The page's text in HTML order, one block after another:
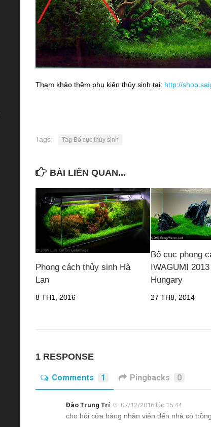
Tham khảo thêm phụ kiện thủy sinh tại: http://
Tags: Tag Bố cục thủy sinh
BÀI LIÊN QUAN...
Phong cách thủy sinh Hà
Lan
8 TH1, 2016
Bố cục phong
IWAGUMI
Hungary
27 TH8, 2014
1 RESPONSE
Comments 1 Pingbacks 0
Đào Trung Trí 07/12/2016 lúc 15:44
cho hỏi cửa hàng nhân viên đến nhà có